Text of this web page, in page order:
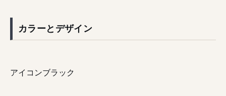
カラーとデザイン
アイコンブラック